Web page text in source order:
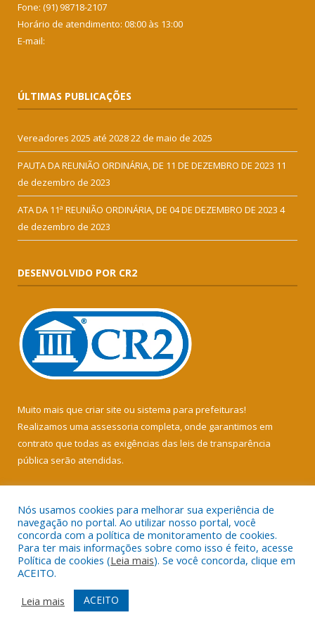
Fone: (91) 98718-2107
Horário de atendimento: 08:00 às 13:00
E-mail:
ÚLTIMAS PUBLICAÇÕES
Vereadores 2025 até 202822 de maio de 2025
PAUTA DA REUNIÃO ORDINÁRIA, DE 11 DE DEZEMBRO DE 2023 11
de dezembro de 2023
ATA DA 11ª REUNIÃO ORDINÁRIA, DE 04 DE DEZEMBRO DE 2023 4
de dezembro de 2023
DESENVOLVIDO POR CR2
Muito mais que criar site ou sistema para prefeituras!
Realizamos uma assessoria completa, onde garantimos em
contrato que todas as exigências das leis de transparência
pública serão atendidas.
Todos os direitos reservados a Câmara Municipal de Soure.
Mapa do Site
Acessar Área Administrativa
Acessar Webmail
Nós usamos cookies para melhorar sua experiência de
navegação no portal. Ao utilizar nosso portal, você
concorda com a política de monitoramento de cookies.
Para ter mais informações sobre como isso é feito, acesse
Política de cookies (Leia mais). Se você concorda, clique em
ACEITO.
Leia mais
ACEITO